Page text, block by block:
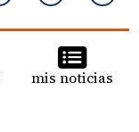
mis noticias